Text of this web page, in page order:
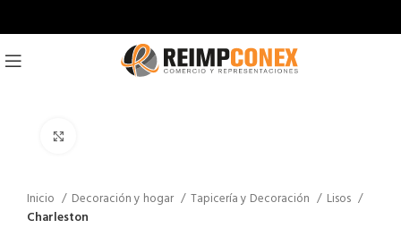
Inicio Decoración y hogar Tapicería y Decoración
Lisos
Charleston